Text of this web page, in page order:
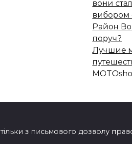
вони
вибором
Район
поруч?
Лучшие
з письмового дозволу